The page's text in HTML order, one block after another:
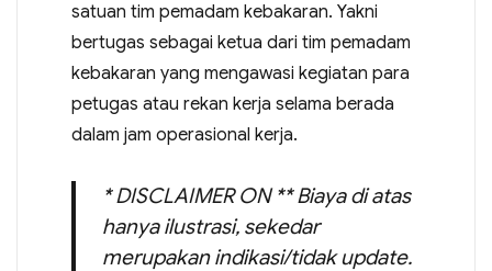
satuan tim pemadam kebakaran. Yakni
bertugas sebagai ketua dari tim pemadam
kebakaran yang mengawasi kegiatan para
petugas atau rekan kerja selama berada
dalam jam operasional kerja.
* DISCLAIMER ON ** Biaya di atas
hanya ilustrasi, sekedar
merupakan indikasi/tidak update.